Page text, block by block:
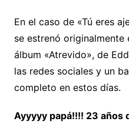
En el caso de «Tú eres
se estrenó originalmente
álbum «Atrevido», de
las redes sociales y un
completo en estos días.
Ayyyyy papá!!!! 23 años